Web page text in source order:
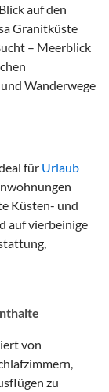
auf den
Granitküste
– Meerblick
Wanderwege
für Urlaub
Küsten- und
auf vierbeinige
von
zu